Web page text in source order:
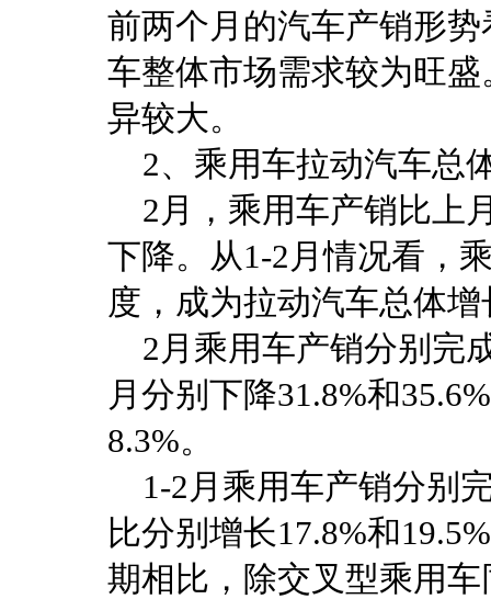
前两个月的汽车产销形
车整体市场需求较为旺
异较大。
2、乘用车拉动汽车总
2月，乘用车产销比上
下降。从1-2月情况看，
度，成为拉动汽车总体
2月乘用车产销分别完
月分别下降31.8%和
8.3%。
1-2月乘用车产销分别
比分别增长17.8%和
期相比，除交叉型乘用